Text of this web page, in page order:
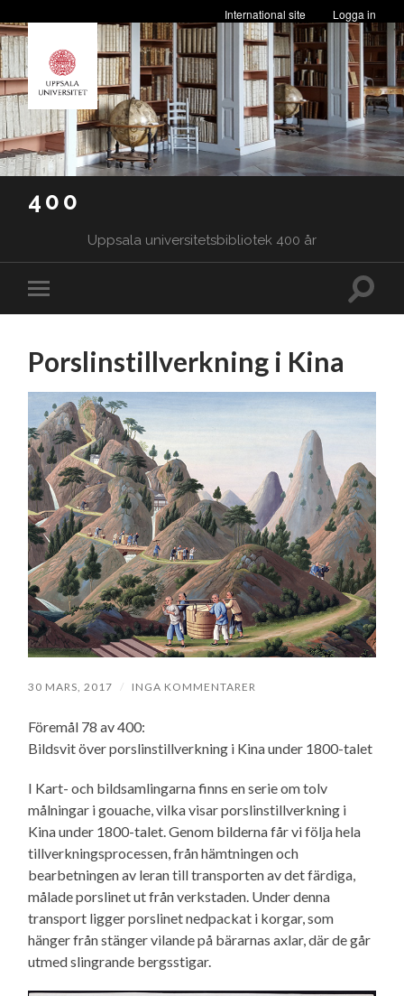
Logga in
International site
400
Uppsala universitetsbibliotek 400 år
på/av
Slå
Porslinstillverkning i Kina
30 MARS, 2017 / INGA KOMMENTARER
Föremål 78 av 400:
Bildsvit över porslinstillverkning i Kina under 1800-talet
I Kart- och bildsamlingarna finns en serie om tolv
målningar i gouache, vilka visar porslinstillverkning i
Kina under 1800-talet. Genom bilderna får vi följa hela
tillverkningsprocessen, från hämtningen och
bearbetningen av leran till transporten av det färdiga,
målade porslinet ut från verkstaden. Under denna
transport ligger porslinet nedpackat i korgar, som
hänger från stänger vilande på bärarnas axlar, där de går
utmed slingrande bergsstigar.